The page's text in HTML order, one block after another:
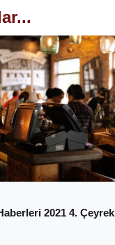
2021 4. Çeyrek